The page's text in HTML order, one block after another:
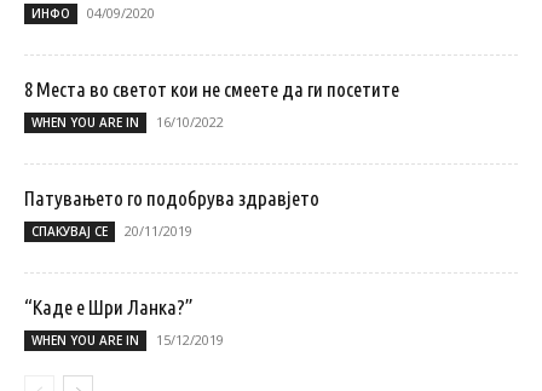
ИНФО 04/09/2020
8 Места во светот кои не смеете да ги посетите
WHEN YOU ARE IN 16/10/2022
Патувањето го подобрува здравјето
СПАКУВАЈ СЕ 20/11/2019
“Каде е Шри Ланка?”
WHEN YOU ARE IN 15/12/2019